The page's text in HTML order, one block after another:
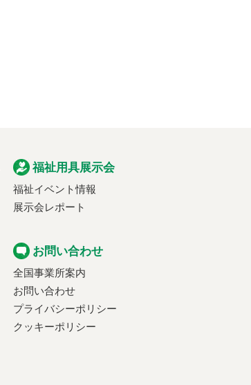
福祉用具展示会
福祉イベント情報
展示会レポート
お問い合わせ
全国事業所案内
お問い合わせ
プライバシーポリシー
クッキーポリシー